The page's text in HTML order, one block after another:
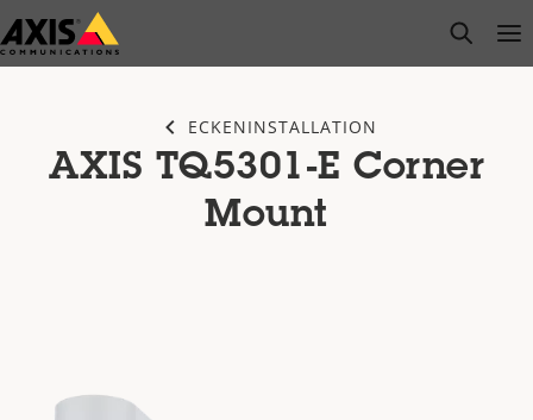
Zum
Hauptinhalt
open
ECKENINSTALLATION
AXIS TQ5301-E Corner
Mount